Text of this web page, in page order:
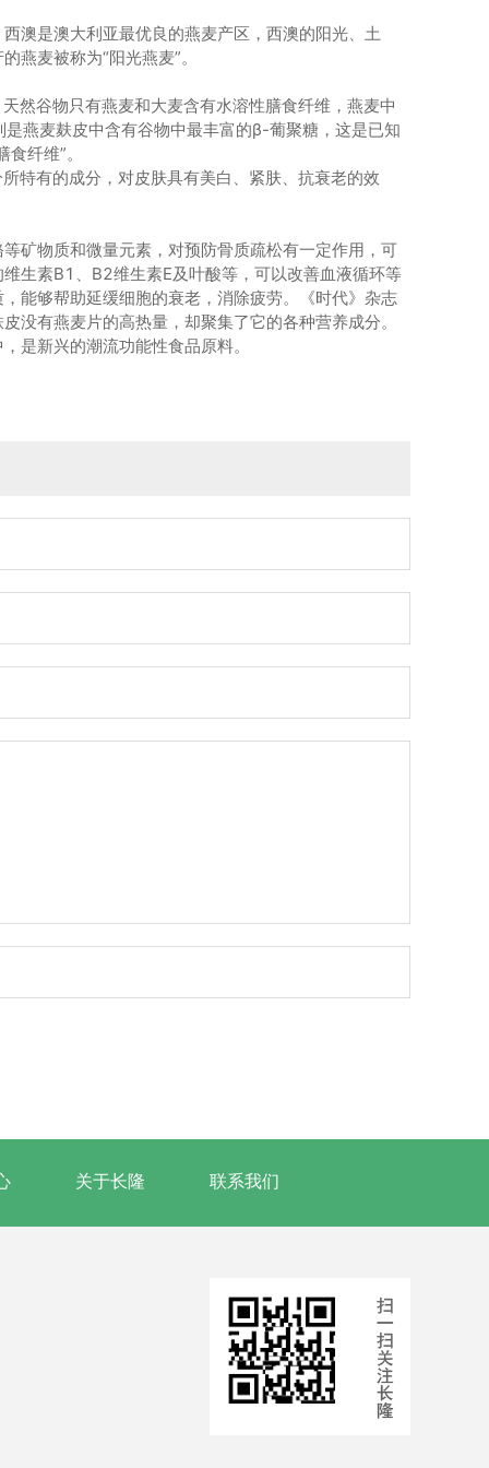
澳是澳大利亚最优良的燕麦产区，西澳的阳光、土
燕麦被称为“阳光燕麦”。
然谷物只有燕麦和大麦含有水溶性膳食纤维，燕麦中
燕麦麸皮中含有谷物中最丰富的β-葡聚糖，这是已知
纤维”。
特有的成分，对皮肤具有美白、紧肤、抗衰老的效
矿物质和微量元素，对预防骨质疏松有一定作用，可
生素B1、B2维生素E及叶酸等，可以改善血液循环等
能够帮助延缓细胞的衰老，消除疲劳。《时代》杂志
没有燕麦片的高热量，却聚集了它的各种营养成分。
是新兴的潮流功能性食品原料。
关于长隆 联系我们